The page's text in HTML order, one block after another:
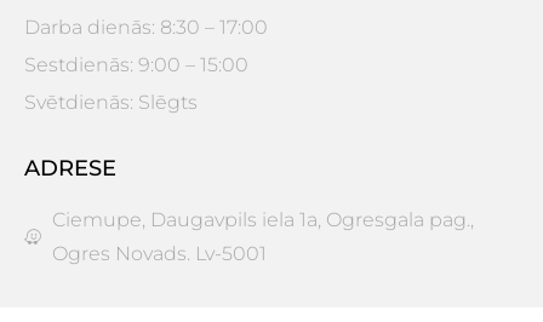
Darba dienās: 8:30 – 17:00
Sestdienās: 9:00 – 15:00
Svētdienās: Slēgts
ADRESE
Ciemupe, Daugavpils iela 1a, Ogresgala pag.,
Ogres Novads. Lv-5001